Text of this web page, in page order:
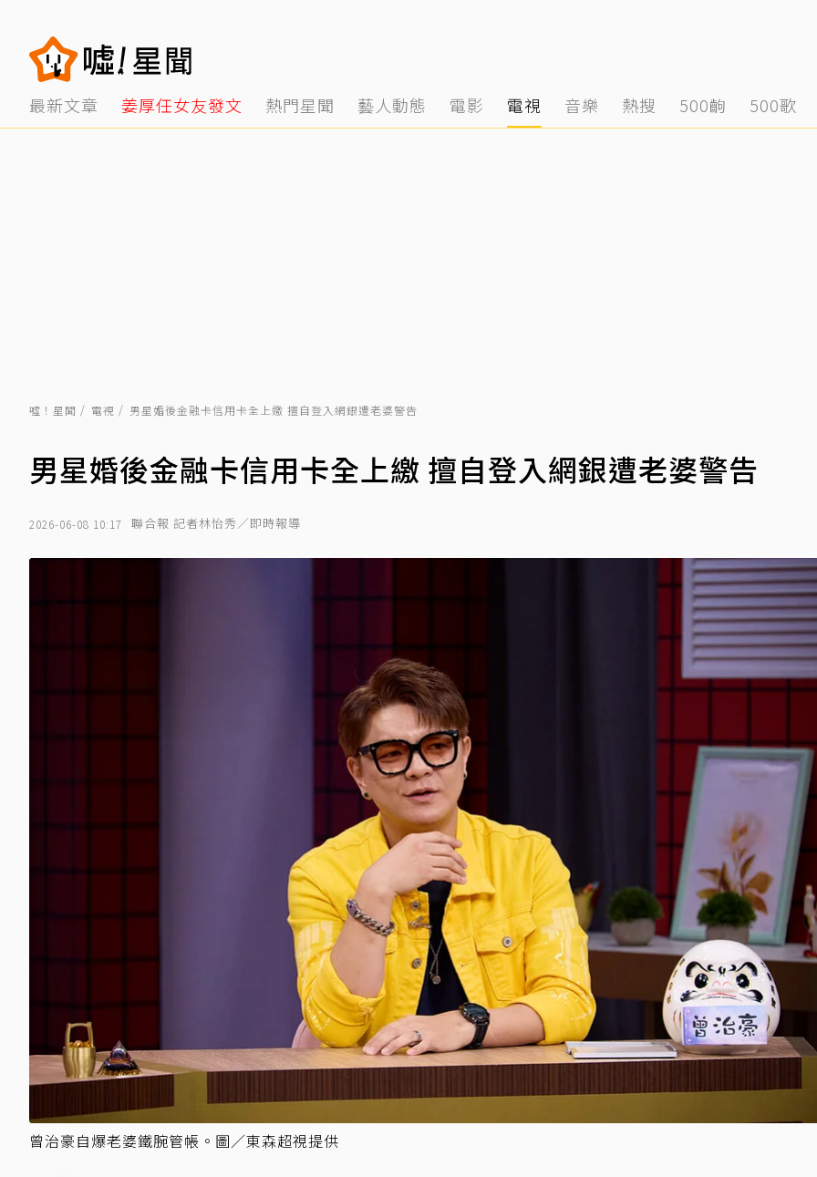
最新文章 姜厚任女友發文 熱門星聞 藝人動態 電影 電視 音樂 熱搜 500齣 500歌
噓！星聞 電視 男星婚後金融卡信用卡全上繳 擅自登入網銀遭老婆警告
男星婚後金融卡信用卡全上繳 擅自登入網銀遭老婆警告
2026-06-08 10:17 聯合報 記者林怡秀／即時報導
曾治豪自爆老婆鐵腕管帳。圖／東森超視提供